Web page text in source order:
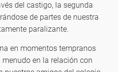
del castigo, la segunda
de partes de nuestra
paralizante.
en momentos tempranos
en la relación con